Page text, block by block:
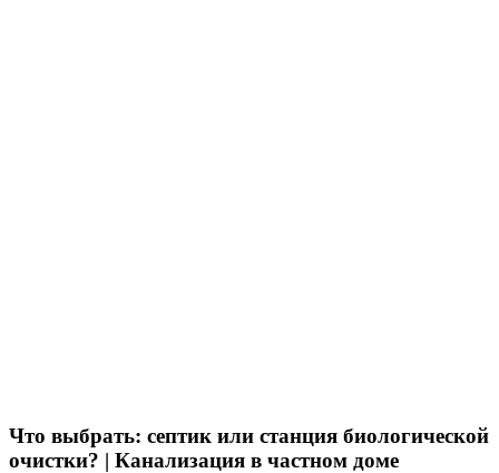
Что выбрать: септик или станция биологической
очистки? | Канализация в частном доме